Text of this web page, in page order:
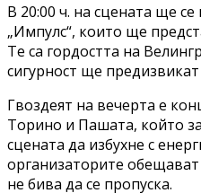
В 20:00 ч. на сцената ще
„Импулс“, които ще
Те са гордостта на
сигурност ще
Гвоздеят на вечерта е
Торино и Пашата, който
сцената да избухне с
организаторите
не бива да се пропуска.